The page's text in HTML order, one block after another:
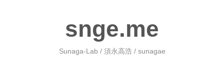
snge.me
Sunaga-Lab / 須永高浩 / sunagae